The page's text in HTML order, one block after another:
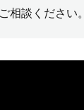
相談ください。